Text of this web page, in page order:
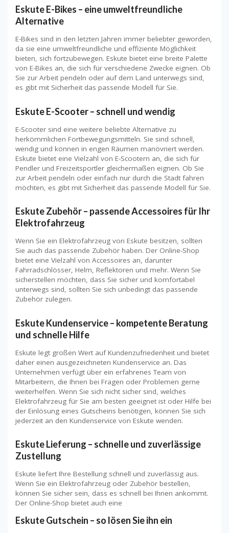
Eskute E-Bikes – eine umweltfreundliche
Alternative
E-Bikes sind in den letzten Jahren immer beliebter geworden,
da sie eine umweltfreundliche und effiziente Möglichkeit
bieten, sich fortzubewegen. Eskute bietet eine breite Palette
von E-Bikes an, die sich für verschiedene Zwecke eignen. Ob
Sie zur Arbeit pendeln oder auf dem Land unterwegs sind,
es gibt mit Sicherheit das passende Modell für Sie.
Eskute E-Scooter – schnell und wendig
E-Scooter sind eine weitere beliebte Alternative zu
herkömmlichen Fortbewegungsmitteln. Sie sind schnell,
wendig und können in engen Räumen manövriert werden.
Eskute bietet eine Vielzahl von E-Scootern an, die sich für
Pendler und Freizeitsportler gleichermaßen eignen. Ob Sie
zur Arbeit pendeln oder einfach nur durch die Stadt fahren
möchten, es gibt mit Sicherheit das passende Modell für Sie.
Eskute Zubehör – passende Accessoires für Ihr
Elektrofahrzeug
Wenn Sie ein Elektrofahrzeug von Eskute besitzen, sollten
Sie auch das passende Zubehör haben. Der Online-Shop
bietet eine Vielzahl von Accessoires an, darunter
Fahrradschlösser, Helm, Reflektoren und mehr. Wenn Sie
sicherstellen möchten, dass Sie sicher und komfortabel
unterwegs sind, sollten Sie sich unbedingt das passende
Zubehör zulegen.
Eskute Kundenservice – kompetente Beratung
und schnelle Hilfe
Eskute legt großen Wert auf Kundenzufriedenheit und bietet
daher einen ausgezeichneten Kundenservice an. Das
Unternehmen verfügt über ein erfahrenes Team von
Mitarbeitern, die Ihnen bei Fragen oder Problemen gerne
weiterhelfen. Wenn Sie sich nicht sicher sind, welches
Elektrofahrzeug für Sie am besten geeignet ist oder Hilfe bei
der Einlösung eines Gutscheins benötigen, können Sie sich
jederzeit an den Kundenservice von Eskute wenden.
Eskute Lieferung – schnelle und zuverlässige
Zustellung
Eskute liefert Ihre Bestellung schnell und zuverlässig aus.
Wenn Sie ein Elektrofahrzeug oder Zubehör bestellen,
können Sie sicher sein, dass es schnell bei Ihnen ankommt.
Der Online-Shop bietet auch eine
Eskute Gutschein – so lösen Sie ihn ein